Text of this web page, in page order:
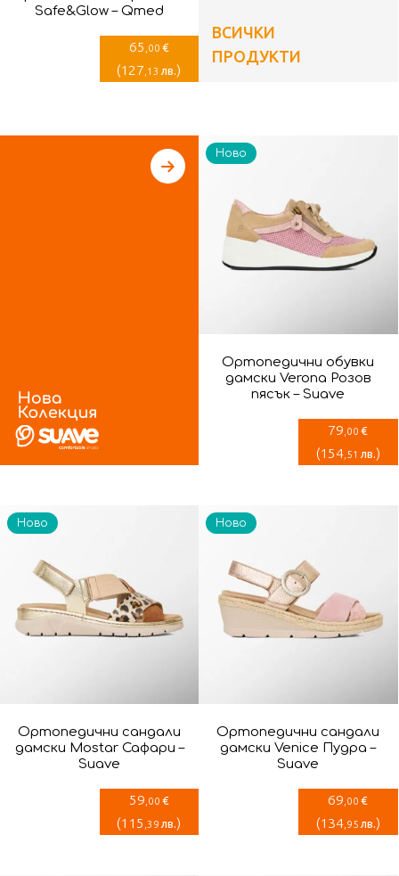
Safe&Glow – Qmed
65 ,00 €
(127 ,13 лв.)
ВСИЧКИ
ПРОДУКТИ
Ортопедични обувки
дамски Verona Розов
пясък – Suave
79 ,00 €
(154,51 лв.)
Ново
Ортопедични сандали
дамски Mostar Сафари –
Suave
59 ,00 €
(115 ,39 лв.)
Ново
Ортопедични сандали
дамски Venice Пудра –
Suave
69 ,00 €
(134,95 лв.)
Ново